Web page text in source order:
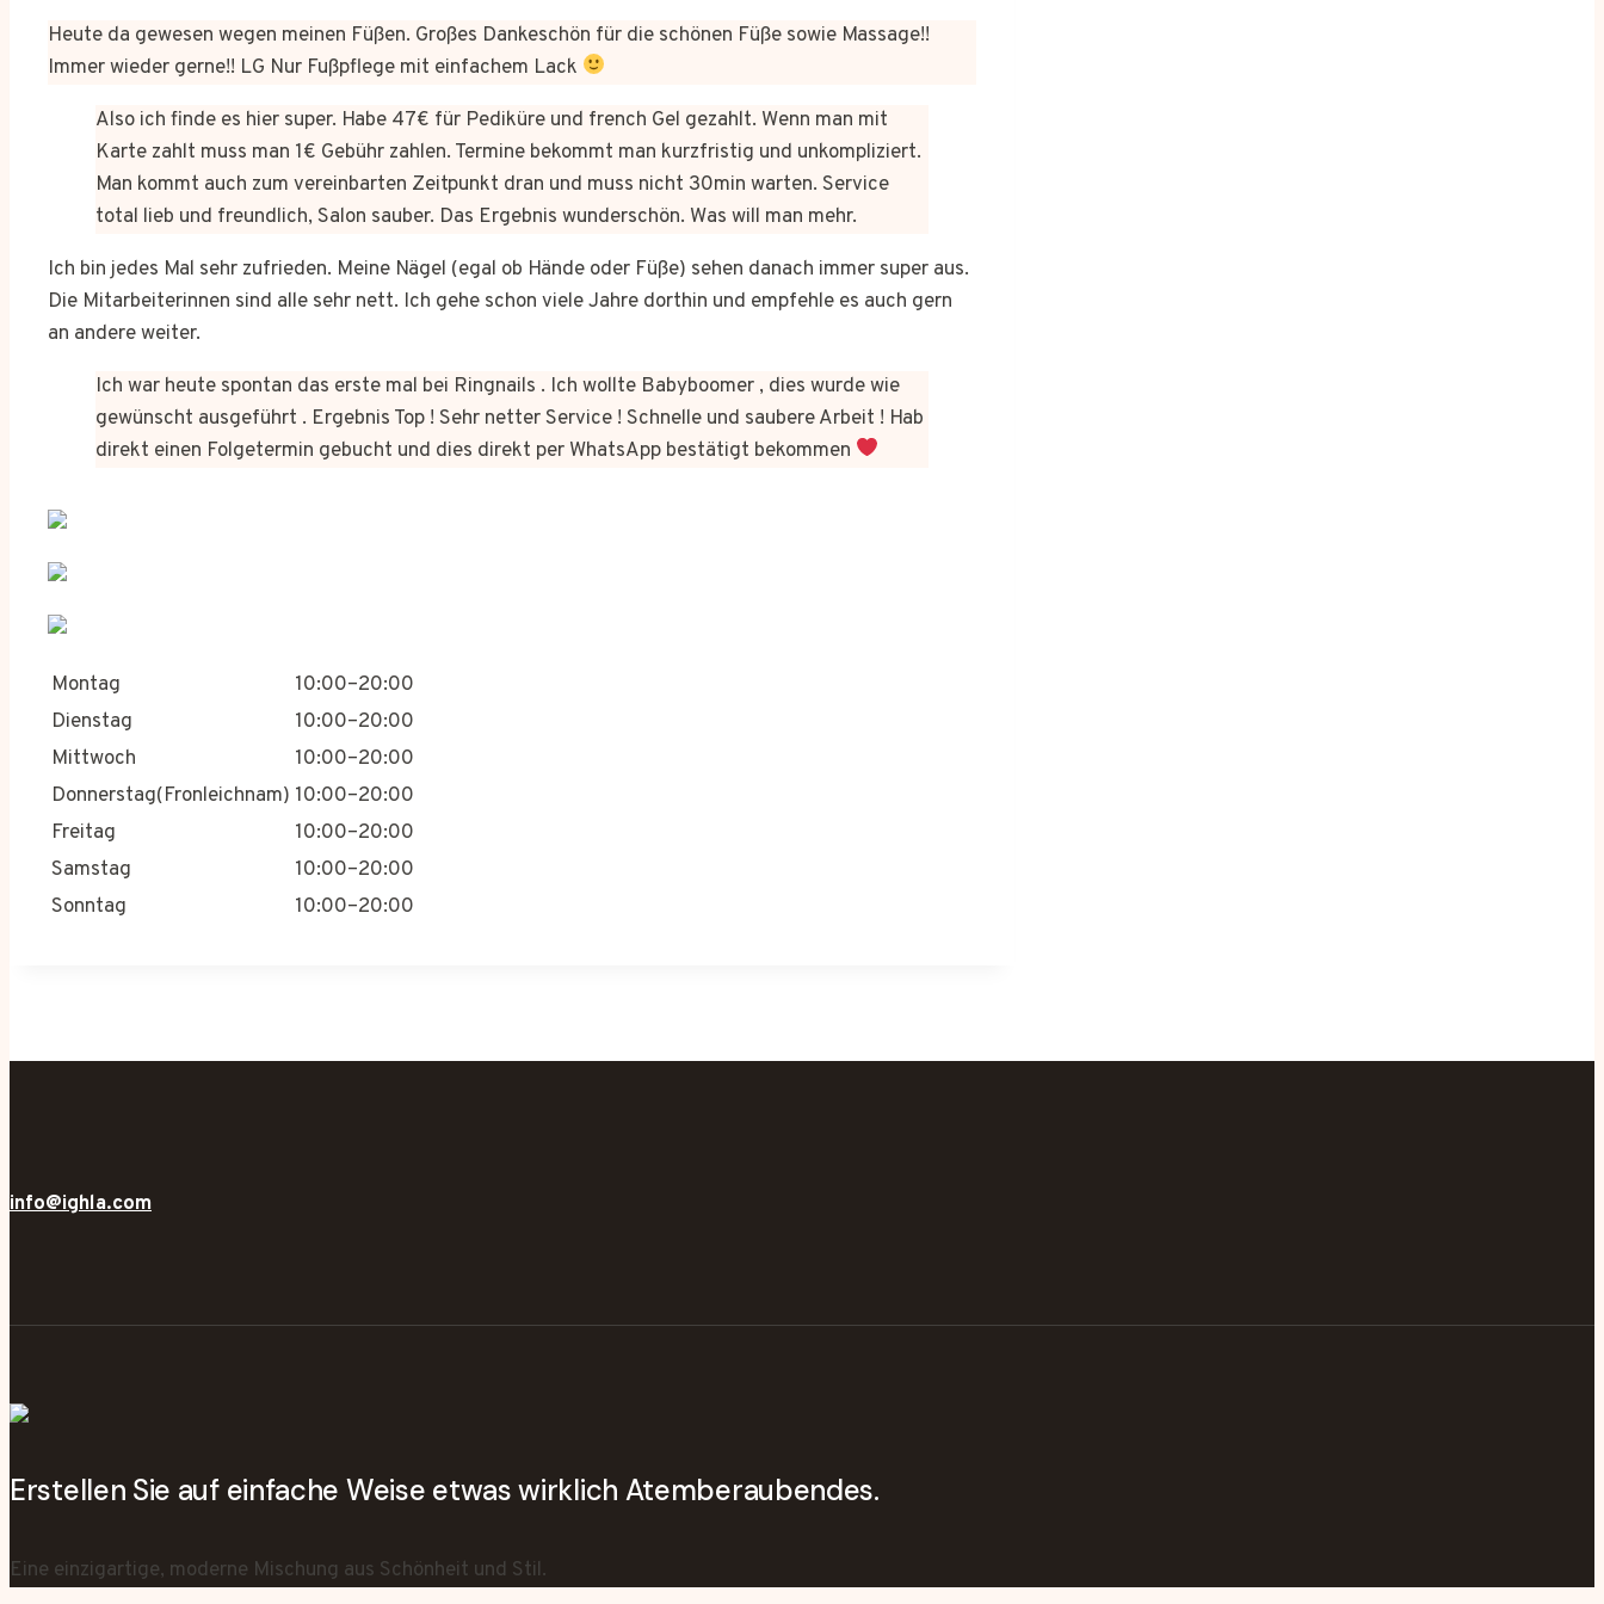
Heute da gewesen wegen meinen Füßen. Großes Dankeschön für die schönen Füße sowie Massage!!
Immer wieder gerne!! LG Nur Fußpflege mit einfachem Lack
Also ich finde es hier super. Habe 47€ für Pediküre und french Gel gezahlt. Wenn man mit
Karte zahlt muss man 1€ Gebühr zahlen. Termine bekommt man kurzfristig und unkompliziert.
Man kommt auch zum vereinbarten Zeitpunkt dran und muss nicht 30min warten. Service
total lieb und freundlich, Salon sauber. Das Ergebnis wunderschön. Was will man mehr.
Ich bin jedes Mal sehr zufrieden. Meine Nägel (egal ob Hände oder Füße) sehen danach immer super aus.
Die Mitarbeiterinnen sind alle sehr nett. Ich gehe schon viele Jahre dorthin und empfehle es auch gern
an andere weiter.
Ich war heute spontan das erste mal bei Ringnails . Ich wollte Babyboomer , dies wurde wie
gewünscht ausgeführt . Ergebnis Top ! Sehr netter Service ! Schnelle und saubere Arbeit ! Hab
direkt einen Folgetermin gebucht und dies direkt per WhatsApp bestätigt bekommen
Montag
10:00–20:00
Dienstag
10:00–20:00
Mittwoch
10:00–20:00
Donnerstag(Fronleichnam) 10:00–20:00
Freitag
10:00–20:00
Samstag
10:00–20:00
Sonntag
10:00–20:00
info@ighla.com
Erstellen Sie auf einfache Weise etwas wirklich Atemberaubendes.
Eine einzigartige, moderne Mischung aus Schönheit und Stil.